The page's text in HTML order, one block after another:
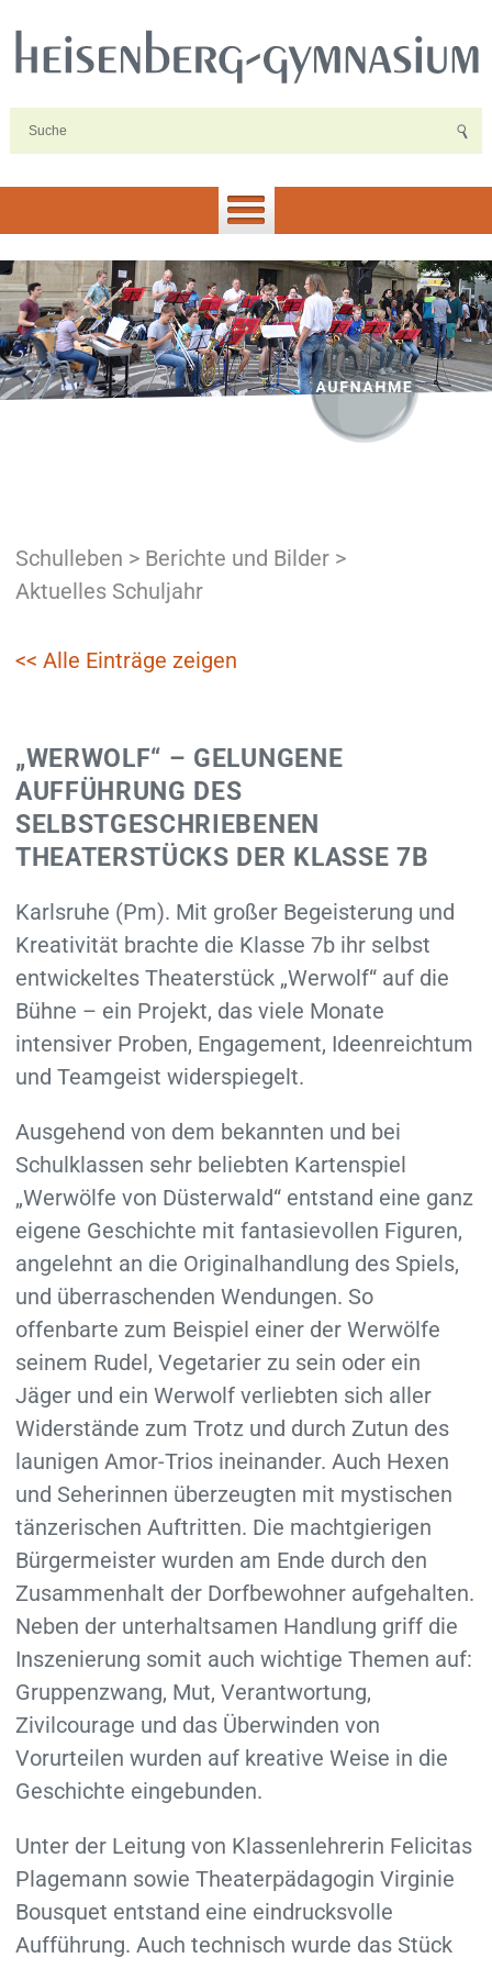
Schulleben > Berichte und Bilder>
Aktuelles Schuljahr
<< Alle Einträge zeigen
„WERWOLF“ – GELUNGENE
AUFFÜHRUNG DES
SELBSTGESCHRIEBENEN
THEATERSTÜCKS DER KLASSE 7B
Karlsruhe (Pm). Mit großer Begeisterung und
Kreativität brachte die Klasse 7b ihr selbst
entwickeltes Theaterstück „Werwolf“ auf die
Bühne – ein Projekt, das viele Monate
intensiver Proben, Engagement, Ideenreichtum
und Teamgeist widerspiegelt.
Ausgehend von dem bekannten und bei
Schulklassen sehr beliebten Kartenspiel
„Werwölfe von Düsterwald“ entstand eine ganz
eigene Geschichte mit fantasievollen Figuren,
angelehnt an die Originalhandlung des Spiels,
und überraschenden Wendungen. So
offenbarte zum Beispiel einer der Werwölfe
seinem Rudel, Vegetarier zu sein oder ein
Jäger und ein Werwolf verliebten sich aller
Widerstände zum Trotz und durch Zutun des
launigen Amor-Trios ineinander. Auch Hexen
und Seherinnen überzeugten mit mystischen
tänzerischen Auftritten. Die machtgierigen
Bürgermeister wurden am Ende durch den
Zusammenhalt der Dorfbewohner aufgehalten.
Neben der unterhaltsamen Handlung griff die
Inszenierung somit auch wichtige Themen auf:
Gruppenzwang, Mut, Verantwortung,
Zivilcourage und das Überwinden von
Vorurteilen wurden auf kreative Weise in die
Geschichte eingebunden.
Unter der Leitung von Klassenlehrerin Felicitas
Plagemann sowie Theaterpädagogin Virginie
Bousquet entstand eine eindrucksvolle
Aufführung. Auch technisch wurde das Stück